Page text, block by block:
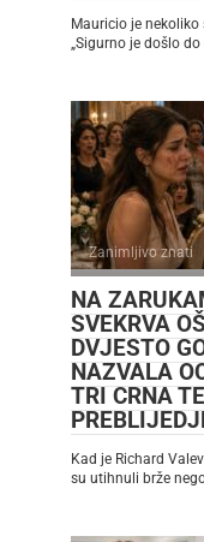
Mauricio je
„Sigurno je došlo
Zanimljivo znati
NA
SVEKRVA
DVJESTO
NAZVALA
TRI CRNA
Kad je Richard
su utihnuli brže